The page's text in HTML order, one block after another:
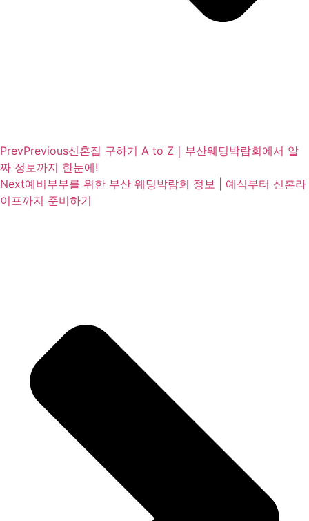
PrevPrevious신혼집 구하기 A to Z｜부산웨딩박람회에서 알
짜 정보까지 한눈에!
Next예비부부를 위한 부산 웨딩박람회 정보 | 예식부터 신혼라
이프까지 준비하기